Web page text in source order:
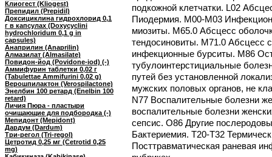
Клиогест (Kliogest)
Препидил (Prepidil)
Доксициклина гидрохлорид 0,1
г в капсулах (Doxycyclini
hydrochloridum 0,1 g in
capsules)
Анаприлин (Anaprilin)
Алмазилат (Almasilate)
Повидон-йод (Povidone-iod) (-)
Аммифурин таблетки 0,02 г
(Tabulettae Ammifurini 0,02 g)
Верошпилактон (Verospilactone)
Энелбин 100 ретард (Enelbin 100
retard)
Личия Пюра - пластыри
очищающие для подбородка (-)
Мепидонт (Mepidont)
Дардум (Dardum)
Три-регол (Tri-regol)
Цетротид 0,25 мг (Cetrotid 0,25
mg)
подкожной клетчатки. L02
Пиодермия. M00-M03
миозиты. M65.0 Абсцесс
тендосиновиты. M71.0 Абсцесс
инфекционные бурситы. M86
тубулоинтерстициальные
путей без установленной
мужских половых органов, не
N77 Воспалительные болезни
воспалительные болезни
сепсис. O86 Другие
Бактериемия. T20-T32
Посттравматическая раневая